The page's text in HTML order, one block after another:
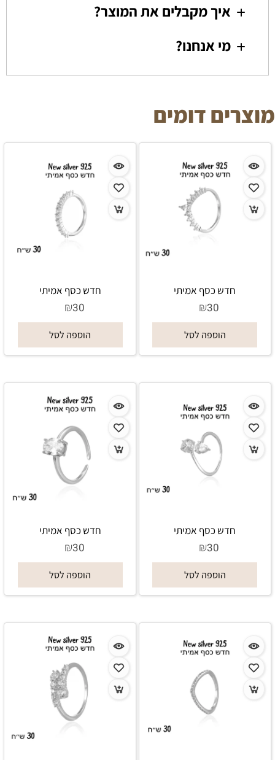
איך מקבלים את המוצר?
מי אנחנו?
מוצרים דומים
חדש כסף אמיתי
₪30
הוספה לסל
חדש כסף אמיתי
₪30
הוספה לסל
חדש כסף אמיתי
₪30
הוספה לסל
חדש כסף אמיתי
₪30
הוספה לסל